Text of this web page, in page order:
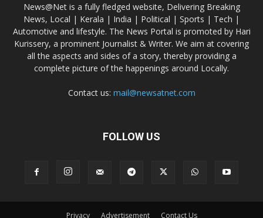
News@Net is a fully fledged website, Delivering Breaking
News, Local | Kerala | India | Political | Sports | Tech |
Automotive and lifestyle. The News Portal is promoted by Hari
Kurissery, a prominent Journalist & Writer. We aim at covering
all the aspects and sides of a story, thereby providing a
complete picture of the happenings around Locally.
Contact us: mail@newsatnet.com
FOLLOW US
Privacy Advertisement Contact Us